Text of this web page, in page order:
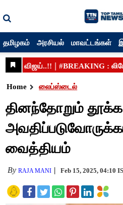
தமிழகம் அரசியல் மாவட்டங்கள்
Home லைப்ஸ்டைல்
தினந்தோறும் தூக்க
வைத்தியம்
ByRAJA MANI Feb 15, 2025, 04:10